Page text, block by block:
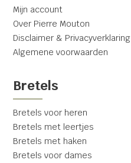
Mijn account
Over Pierre Mouton
Disclaimer & Privacyverklaring
Algemene voorwaarden
Bretels
Bretels voor heren
Bretels met leertjes
Bretels met haken
Bretels voor dames